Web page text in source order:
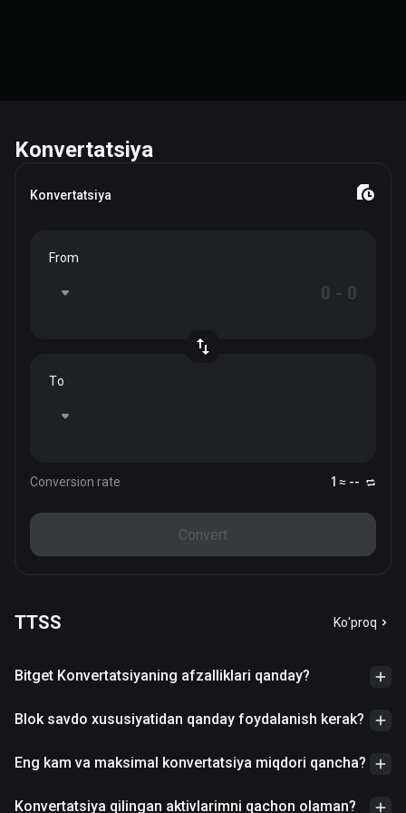
Konvertatsiya
Konvertatsiya
From
To
Conversion rate 1 ≈ --
Convert
TTSS Ko'proq
Bitget Konvertatsiyaning afzalliklari qanday?
Blok savdo xususiyatidan qanday foydalanish kerak?
Eng kam va maksimal konvertatsiya miqdori qancha?
Konvertatsiya qilingan aktivlarimni qachon olaman?